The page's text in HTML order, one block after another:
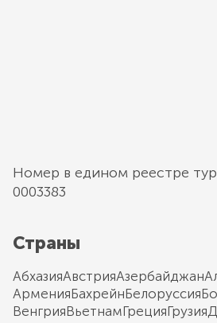
Номер в едином реестре
0003383
Страны
АбхазияАвстрияАзербайджан
АрменияБахрейнБелоруссия
ВенгрияВьетнамГрецияГрузия